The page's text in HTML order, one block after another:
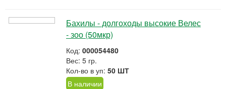
Бахилы - долгоходы высокие Велес
- зоо (50мкр)
Код: 000054480
Вес: 5 гр.
Кол-во в уп: 50 ШТ
В наличии